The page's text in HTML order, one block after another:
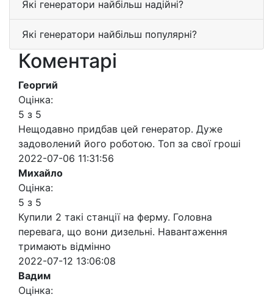
Які генератори найбільш надійні?
Які генератори найбільш популярні?
Коментарі
Георгий
Оцінка:
5 з 5
Нещодавно придбав цей генератор. Дуже
задоволений його роботою. Топ за свої гроші
2022-07-06 11:31:56
Михайло
Оцінка:
5 з 5
Купили 2 такі станції на ферму. Головна
перевага, що вони дизельні. Навантаження
тримають відмінно
2022-07-12 13:06:08
Вадим
Оцінка: